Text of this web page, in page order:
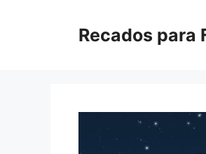
Recados para